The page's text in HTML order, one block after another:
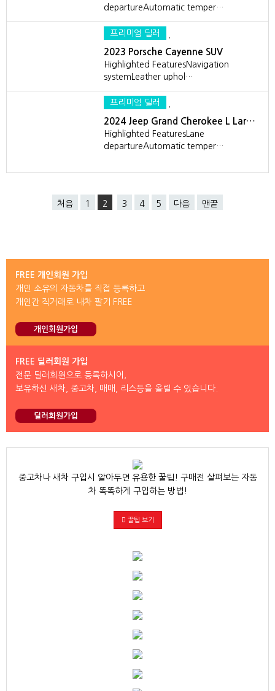
departureAutomatic temper…
프리미엄 딜러
2023 Porsche Cayenne SUV
Highlighted FeaturesNavigation
systemLeather uphol…
프리미엄 딜러
2024 Jeep Grand Cherokee L Lar…
Highlighted FeaturesLane
departureAutomatic temper…
처음 1 2 3 4 5 다음 맨끝
FREE 개인회원 가입
개인 소유의 자동차를 직접 등록하고
개인간 직거래로 내차 팔기 FREE
개인회원가입
FREE 딜러회원 가입
전문 딜러회원으로 등록하시어,
보유하신 새차, 중고차, 매매, 리스등을 올릴 수 있습니다.
딜러회원가입
중고차나 새차 구입시 알아두면 유용한 꿀팁! 구매전 살펴보는 자동
차 똑똑하게 구입하는 방법!
꿀팁 보기